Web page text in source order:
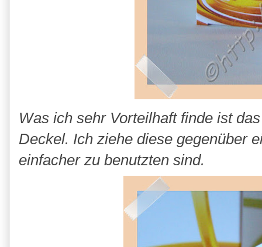
Was ich sehr Vorteilhaft finde ist
Deckel. Ich ziehe diese gegenüber
einfacher zu benutzten sind.